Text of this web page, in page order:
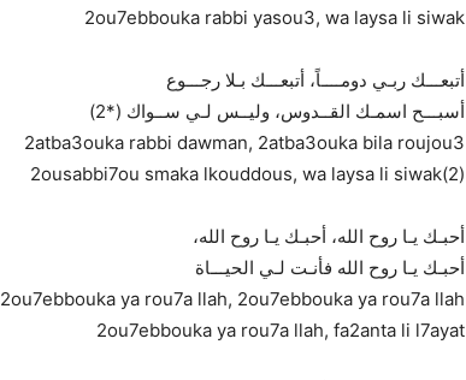
2ou7ebbouka rabbi yasou3, wa laysa li siwak
أتبعـــك ربـي دومــــاً، أتبعـــك بـلا رجـــوع
أسبـــح اسمـك القــدوس، وليــس لـي ســواك (*2)
2atba3ouka rabbi dawman, 2atba3ouka bila roujou3
2ousabbi7ou smaka lkouddous, wa laysa li siwak(2)
أحبـك يـا روح الله، أحبـك يـا روح الله،
أحبـك يـا روح الله فأنـت لـي الحيـــاة
2ou7ebbouka ya rou7a llah, 2ou7ebbouka ya rou7a llah,
2ou7ebbouka ya rou7a llah, fa2anta li l7ayat